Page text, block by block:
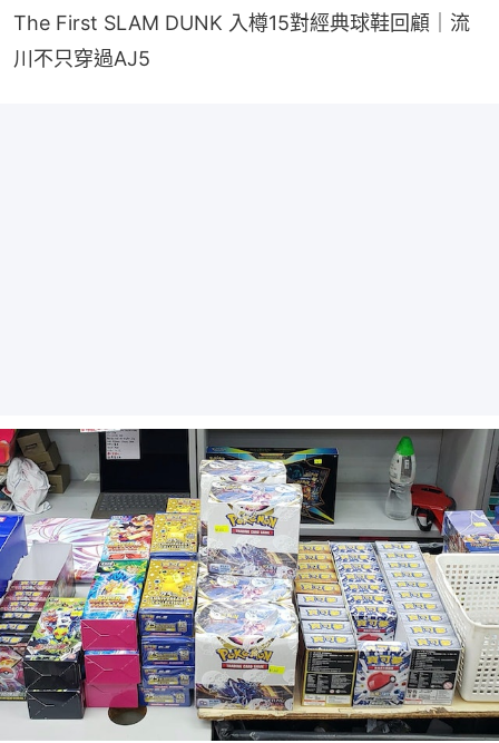
The First SLAM DUNK 入樽15對經典球鞋回顧｜流
川不只穿過AJ5